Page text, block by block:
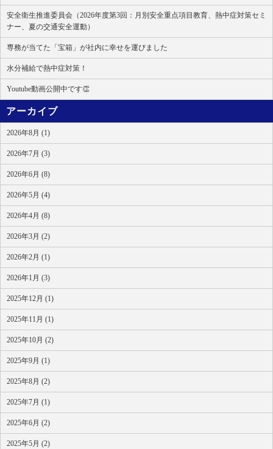
安全衛生推進委員会（2026年度第3回：月別安全重点項目教育、熱中症対策セミ
ナー、夏の交通安全運動）
専務が当てた「宝箱」が社内に幸せを運びました
水分補給で熱中症対策！
Youtube動画公開中です👏
アーカイブ
2026年8月 (1)
2026年7月 (3)
2026年6月 (8)
2026年5月 (4)
2026年4月 (8)
2026年3月 (2)
2026年2月 (1)
2026年1月 (3)
2025年12月 (1)
2025年11月 (1)
2025年10月 (2)
2025年9月 (1)
2025年8月 (2)
2025年7月 (1)
2025年6月 (2)
2025年5月 (2)